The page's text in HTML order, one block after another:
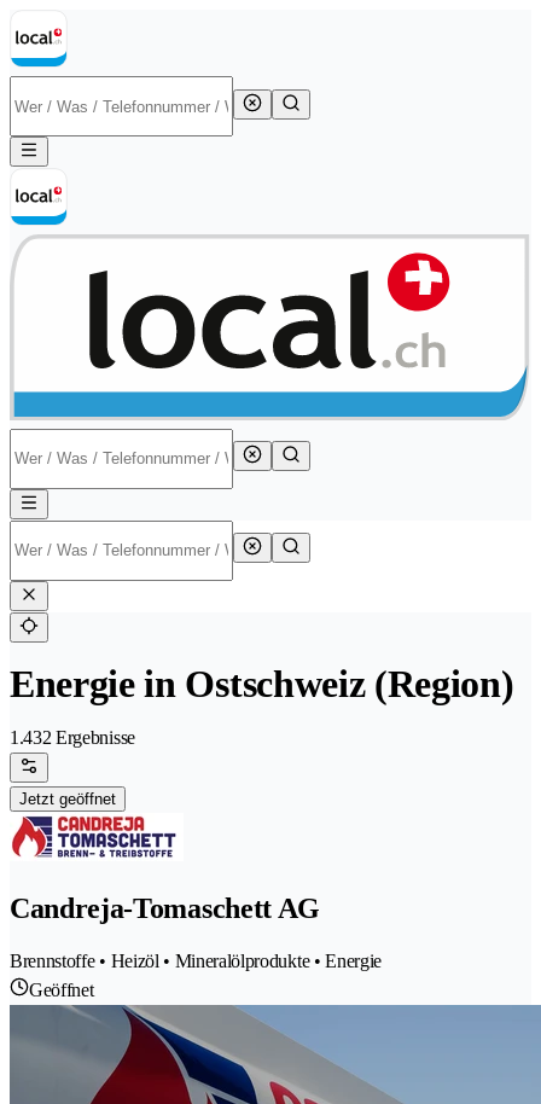
Energie in Ostschweiz (Region)
1.432 Ergebnisse
Jetzt geöffnet
Candreja-Tomaschett AG
Brennstoffe • Heizöl • Mineralölprodukte • Energie
Geöffnet